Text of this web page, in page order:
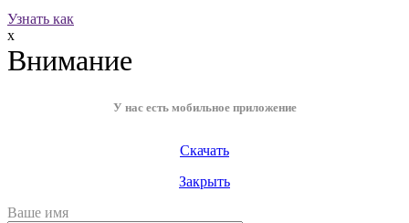
Узнать как
x
Внимание
У нас есть мобильное приложение
Скачать
Закрыть
Ваше имя